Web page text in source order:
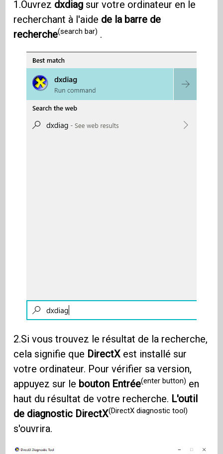
1.Ouvrez dxdiag sur votre ordinateur en le
recherchant à l'aide de la barre de
recherche(search bar) .
2.Si vous trouvez le résultat de la recherche,
cela signifie que DirectX est installé sur
votre ordinateur. Pour vérifier sa version,
appuyez sur le bouton Entrée(enter button) en
haut du résultat de votre recherche. L'outil
de diagnostic DirectX(DirectX diagnostic tool)
s'ouvrira.